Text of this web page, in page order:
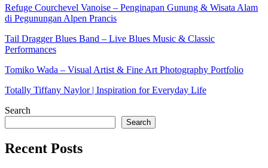
Refuge Courchevel Vanoise – Penginapan Gunung & Wisata Alam
di Pegunungan Alpen Prancis
Tail Dragger Blues Band – Live Blues Music & Classic
Performances
Tomiko Wada – Visual Artist & Fine Art Photography Portfolio
Totally Tiffany Naylor | Inspiration for Everyday Life
Search
Search
Recent Posts